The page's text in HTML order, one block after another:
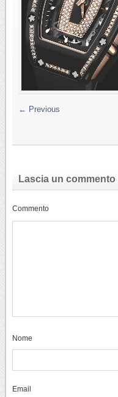
← Previous
Lascia un commento
Commento
Nome
Email